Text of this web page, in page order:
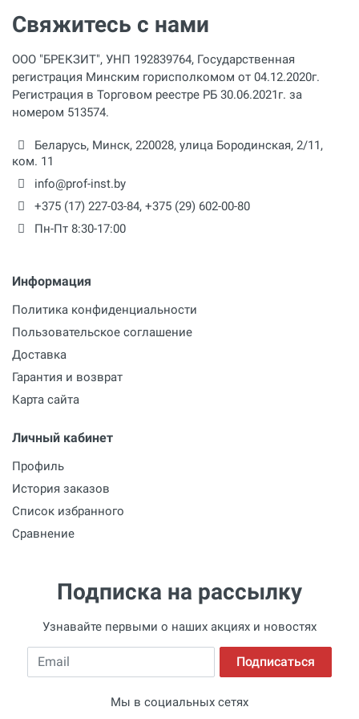
Свяжитесь с нами
ООО "БРЕКЗИТ", УНП 192839764, Государственная
регистрация Минским горисполкомом от 04.12.2020г.
Регистрация в Торговом реестре РБ 30.06.2021г. за
номером 513574.
Беларусь, Минск, 220028, улица Бородинская, 2/11,
ком. 11
info@prof-inst.by
+375 (17) 227-03-84, +375 (29) 602-00-80
Пн-Пт 8:30-17:00
Информация
Политика конфиденциальности
Пользовательское соглашение
Доставка
Гарантия и возврат
Карта сайта
Личный кабинет
Профиль
История заказов
Список избранного
Сравнение
Подписка на рассылку
Узнавайте первыми о наших акциях и новостях
Email Подписаться
Мы в социальных сетях